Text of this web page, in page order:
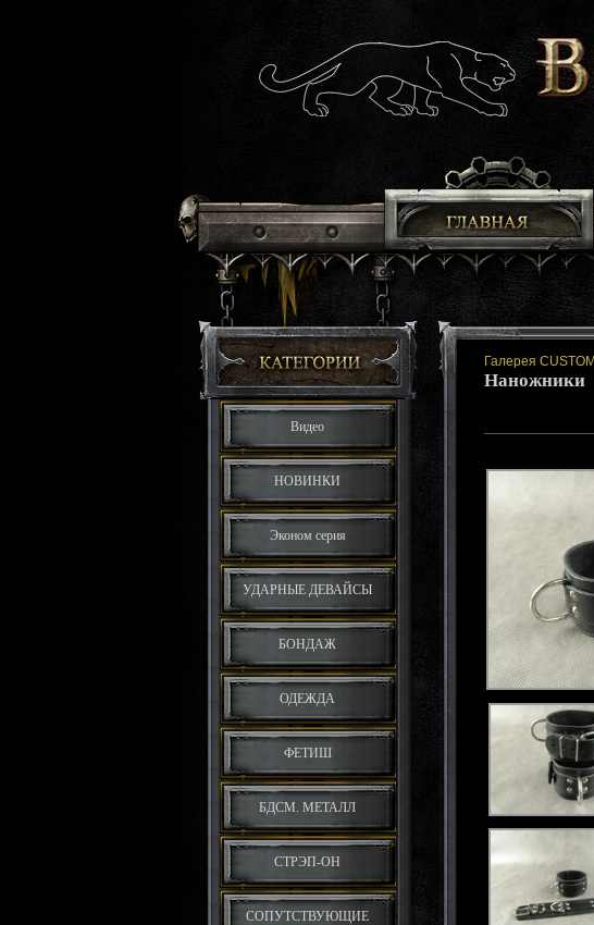
Видео
НОВИНКИ
Эконом серия
УДАРНЫЕ ДЕВАЙСЫ
БОНДАЖ
ОДЕЖДА
ФЕТИШ
БДСМ. МЕТАЛЛ
СТРЭП-ОН
СОПУТСТВУЮЩИЕ
Галерея
Наножники